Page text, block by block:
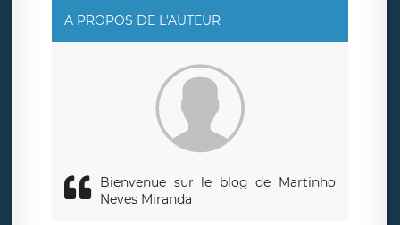
A PROPOS DE L'AUTEUR
Bienvenue sur le blog de Martinho
Neves Miranda